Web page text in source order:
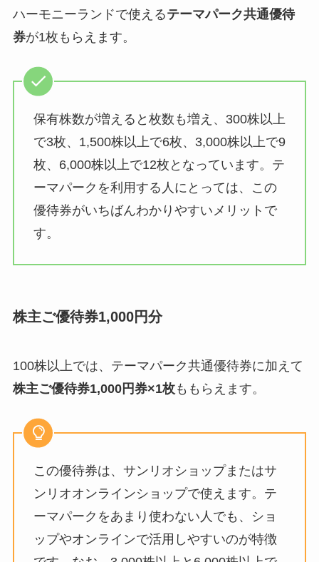
ハーモニーランドで使えるテーマパーク共通優待
券が1枚もらえます。
保有株数が増えると枚数も増え、300株以上
で3枚、1,500株以上で6枚、3,000株以上で9
枚、6,000株以上で12枚となっています。テ
ーマパークを利用する人にとっては、この
優待券がいちばんわかりやすいメリットで
す。
株主ご優待券1,000円分
100株以上では、テーマパーク共通優待券に加えて
株主ご優待券1,000円券×1枚ももらえます。
この優待券は、サンリオショップまたはサ
ンリオオンラインショップで使えます。テ
ーマパークをあまり使わない人でも、ショ
ップやオンラインで活用しやすいのが特徴